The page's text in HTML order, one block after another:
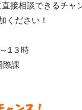
接相談できるチャ
ください！
1３時
際課